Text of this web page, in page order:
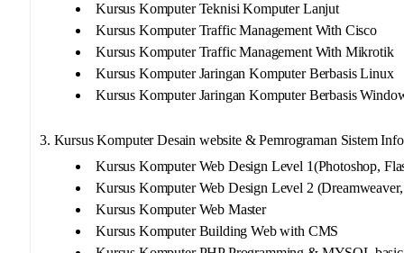
Kursus Komputer Teknisi Komputer Lanjut
Kursus Komputer Traffic Management With Cisco
Kursus Komputer Traffic Management With Mikrotik
Kursus Komputer Jaringan Komputer Berbasis Linux
Kursus Komputer Jaringan Komputer Berbasis
3. Kursus Komputer Desain website & Pemrograman Sistem
Kursus Komputer Web Design Level 1(Photoshop,
Kursus Komputer Web Design Level 2
Kursus Komputer Web Master
Kursus Komputer Building Web with CMS